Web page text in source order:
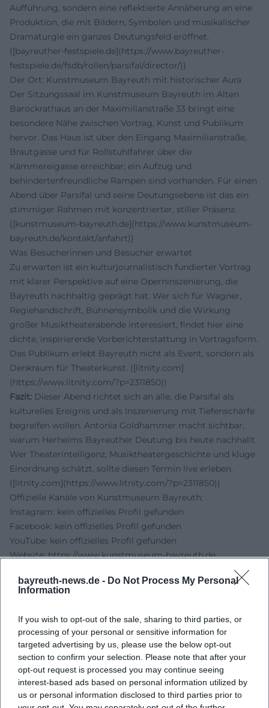
bayreuth-news.de - Do Not Process My Personal
Information
If you wish to opt-out of the sale, sharing to third parties, or
processing of your personal or sensitive information for
targeted advertising by us, please use the below opt-out
section to confirm your selection. Please note that after your
opt-out request is processed you may continue seeing
interest-based ads based on personal information utilized by
us or personal information disclosed to third parties prior to
Aufführung, sondern eine reflektierte Annäherung an eine
Produktion, die mit Bildern, Symbolen und musikalischer
Dramaturgie ein ganzes Deutungsfeld eröffnet.
([bayreuther-festspiele.de](https://www.bayreuther-
festspiele.de/fsdb/rollen/parsifal/director/))
Der Ort: Kunstmuseum Bayreuth mit historischer Aura
Der Sitzungssaal im Kunstmuseum Bayreuth im Alten
Barockrathaus an der Maximilianstraße 33 bringt eine
besondere Nähe zwischen Vortrag, Kunst und Publikum
hervor. Das Haus ist über den Eingang Maximilianstraße,
Brautgasse und für Rollstuhlfahrer über die
Kämmereigasse erreichbar; ein Aufzug und
behindertenfreundliche Rampen sind vorhanden. Für einen
Abend über Parsifal und seine Deutungsebene ist das ein
stimmiger Rahmen mit konzentrierter, stiller Präsenz.
([kunstmuseum-bayreuth.de](https://www.kunstmuseum-
bayreuth.de/kontakt/anfahrt))
Was Besucherinnen und Besucher erwartet
Zu erwarten ist ein kulturjournalistisch fundierter Vortrag
mit klarer Perspektive auf eine Operninszenierung, die
Bayreuth nachhaltig geprägt hat. Wer sich für Wagner,
Regiehandschrift, Bühnensymbolik und die Wirkung
großer Musiktheaterabende interessiert, findet hier eine
dichte, inspirierende Vorberichterstattung in Vortragsform.
Das Publikum erlebt Bayreuth nicht als Event, sondern als
Denkraum für Theaterkunst. ([litnity.com]
(https://www.litnity.com/?p=2311850))
Fazit: Dieser Abend richtet sich an alle, die Parsifal als
kulturelles Ereignis und als Inszenierung mit Tiefenschärfe
begreifen wollen. Antonia Goldhammer macht sichtbar,
warum Herheims Bayreuther Deutung bis heute nachhallt.
Wer Theaterintelligenz, Musiktheatergeschichte und kluge
Einordnung schätzt, sollte diesen Termin live erleben.
([litnity.com](https://www.litnity.com/?p=2311850))
Offizielle Kanäle von Kunstmuseum Bayreuth:
Instagram: kein offizielles Profil gefunden
Facebook: kein offizielles Profil gefunden
YouTube: kein offizielles Profil gefunden
Website:https://www.kunstmuseum-bayreuth.de
Litnity - Weißt du, was du sahst? Stefan Herheims
Bayreuth Festival - Parsifal 2026
Bayreuth Festival - Aufführungsdatenbank Parsifal Regie
Bayern-Online - Buch- und Werkhinweis zu Antonia
Goldhammer